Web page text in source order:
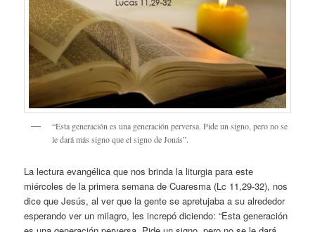
“Esta generación es una generación perversa. Pide un signo, pero no se
le dará más signo que el signo de Jonás”.
La lectura evangélica que nos brinda la liturgia para este
miércoles de la primera semana de Cuaresma (Lc 11,29-32), nos
dice que Jesús, al ver que la gente se apretujaba a su alrededor
esperando ver un milagro, les increpó diciendo: “Esta generación